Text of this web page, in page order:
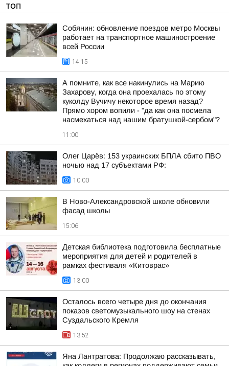
ТОП
Собянин: обновление поездов метро Москвы
работает на транспортное машиностроение
всей России
14:15
А помните, как все накинулись на Марию
Захарову, когда она проехалась по этому
куколду Вучичу некоторое время назад?
Прямо хором вопили - "да как она посмела
насмехаться над нашим братушкой-сербом"?
11:00
Олег Царёв: 153 украинских БПЛА сбито ПВО
ночью над 17 субъектами РФ:
10:00
В Ново-Александровской школе обновили
фасад школы
15:06
Детская библиотека подготовила бесплатные
мероприятия для детей и родителей в
рамках фестиваля «Китоврас»
13:00
Осталось всего четыре дня до окончания
показов светомузыкального шоу на стенах
Суздальского Кремля
13:52
Яна Лантратова: Продолжаю рассказывать,